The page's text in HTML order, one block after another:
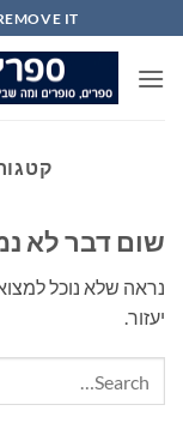
to
content
IT...
שום דבר לא
נראה שלא נוכל
יעזור.